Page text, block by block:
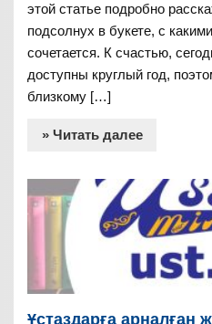
этой статье подробно
подсолнух в букете, с
сочетается. К счастью,
доступны круглый год,
близкому […]
» Читать далее
Ұстаздарға арналған